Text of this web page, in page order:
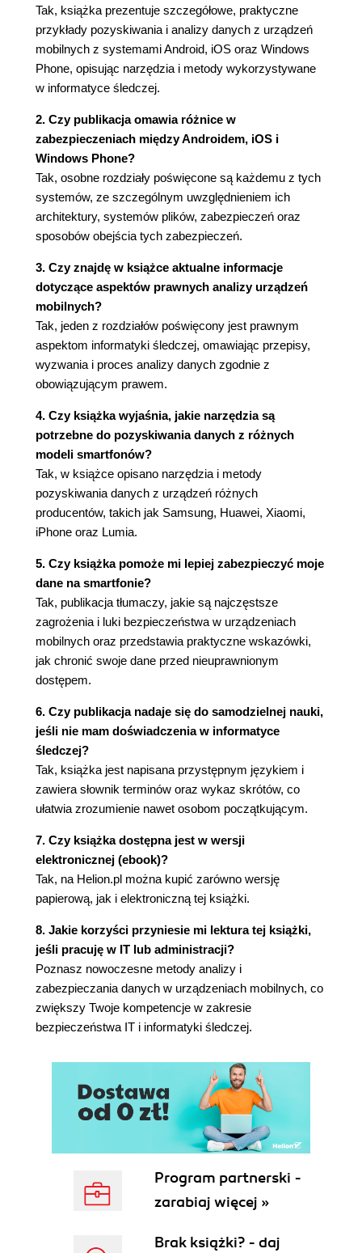
4.3.5. Urządzenia z rodziny HTC
4.3.6. Urządzenia z rodziny Samsunga
4.3.7. Urządzenia z rodziny Xiaomi
4.3.8. Urządzenia z rodziny Asusa
4.3.9. Urządzenia z rodziny Nokii
4.3.10. Metody wykorzystania uzyskanych
danych
4.4. Podsumowanie
Rozdział 5. Windows Phone
5.1. Opis systemu
5.1.1. Architektura systemu
5.1.2. System plików
5.1.3. Start systemu
5.1.4. Bezpieczeństwo systemu
5.1.5. Aplikacje systemu Windows
5.2. Narzędzia przydatne do pozyskiwania danych
5.2.1. Windows Phone 7
5.2.2. Windows Phone 8 oraz Mobile 10
5.2.3. Próba obejścia zabezpieczeń
5.3.1. Przygotowanie narzędzi
5.3.2. Urządzenia z rodziny Lumii
5.3.3. Metody korzystania z danych
5.4. Podsumowanie
Rozdział 6. iOS
6.1. Opis systemu
6.1.2. System plików
6.1.3. Start systemu
6.1.4. Bezpieczeństwo systemu
6.1.5. Aplikacje systemu iOS
6.2. Narzędzia przydatne w pozyskiwaniu danych
6.2.1. Na żywo
6.2.2. Logiczne
6.2.4. Próba obejścia zabezpieczeń
użytkownika
6.3. Pozyskiwanie danych w praktyce
6.3.1. Przygotowanie narzędzi
6.3.2. Urządzenia z rodziny iPhone'ów
6.3.3. Analiza danych
6.4. Podsumowanie
Per aspera ad astra
Na koniec...
1. Wykaz użytych skrótowców
2. Słownik użytych terminów
Bibliografia
Tak, książka prezentuje szczegółowe, praktyczne
przykłady pozyskiwania i analizy danych z urządzeń
mobilnych z systemami Android, iOS oraz Windows
Phone, opisując narzędzia i metody wykorzystywane
w informatyce śledczej.
2. Czy publikacja omawia różnice w
zabezpieczeniach między Androidem, iOS i
Windows Phone?
Tak, osobne rozdziały poświęcone są każdemu z tych
systemów, ze szczególnym uwzględnieniem ich
architektury, systemów plików, zabezpieczeń oraz
sposobów obejścia tych zabezpieczeń.
3. Czy znajdę w książce aktualne informacje
dotyczące aspektów prawnych analizy urządzeń
mobilnych?
Tak, jeden z rozdziałów poświęcony jest prawnym
aspektom informatyki śledczej, omawiając przepisy,
wyzwania i proces analizy danych zgodnie z
obowiązującym prawem.
4. Czy książka wyjaśnia, jakie narzędzia są
potrzebne do pozyskiwania danych z różnych
modeli smartfonów?
Tak, w książce opisano narzędzia i metody
pozyskiwania danych z urządzeń różnych
producentów, takich jak Samsung, Huawei, Xiaomi,
iPhone oraz Lumia.
5. Czy książka pomoże mi lepiej zabezpieczyć moje
dane na smartfonie?
Tak, publikacja tłumaczy, jakie są najczęstsze
zagrożenia i luki bezpieczeństwa w urządzeniach
mobilnych oraz przedstawia praktyczne wskazówki,
jak chronić swoje dane przed nieuprawnionym
dostępem.
6. Czy publikacja nadaje się do samodzielnej nauki,
jeśli nie mam doświadczenia w informatyce
śledczej?
Tak, książka jest napisana przystępnym językiem i
zawiera słownik terminów oraz wykaz skrótów, co
ułatwia zrozumienie nawet osobom początkującym.
7. Czy książka dostępna jest w wersji
elektronicznej (ebook)?
Tak, na Helion.pl można kupić zarówno wersję
papierową, jak i elektroniczną tej książki.
8. Jakie korzyści przyniesie mi lektura tej książki,
jeśli pracuję w IT lub administracji?
Poznasz nowoczesne metody analizy i
zabezpieczania danych w urządzeniach mobilnych, co
zwiększy Twoje kompetencje w zakresie
bezpieczeństwa IT i informatyki śledczej.
Program partnerski -
zarabiaj więcej »
Brak książki? - daj